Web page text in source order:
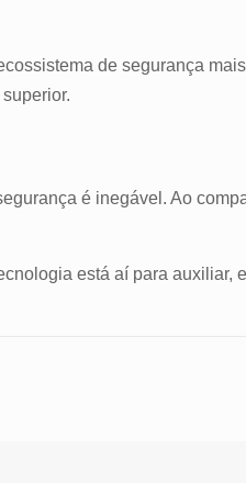
de segurança
é inegável. Ao
está aí para auxiliar,